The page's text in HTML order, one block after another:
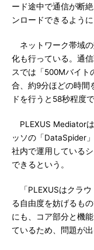
ード途中で通信が断
ンロードできるよう
ネットワーク帯域の
化も行っている。通
スでは「500Mバイト
合、約9分ほどの時間
ドを行うと58秒程度
PLEXUS Mediator
ッソの「DataSpider
社内で運用している
できるという。
「PLEXUSはクラウ
る自由度を妨げるも
にも、コア部分と機
ているため、問題が